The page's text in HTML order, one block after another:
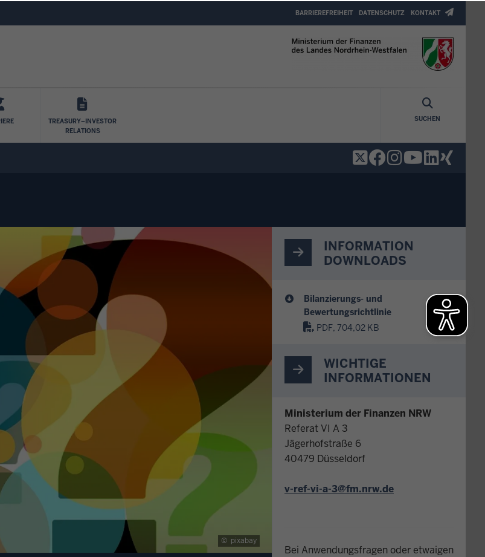
Top
Menu
BARRIEREFREIHEIT DATENSCHUTZ KONTAKT
TREASURY–INVESTOR
RELATIONS
SUCHEN
© pixabay
INFORMATION
DOWNLOADS
Bilanzierungs- und
Bewertungsrichtlinie
PDF, 704,02 KB
WICHTIGE
INFORMATIONEN
Ministerium der Finanzen NRW
Referat VI A 3
Jägerhofstraße 6
40479 Düsseldorf
v-ref-vi-a-3@fm.nrw.de
Bei Anwendungsfragen oder etwaigen